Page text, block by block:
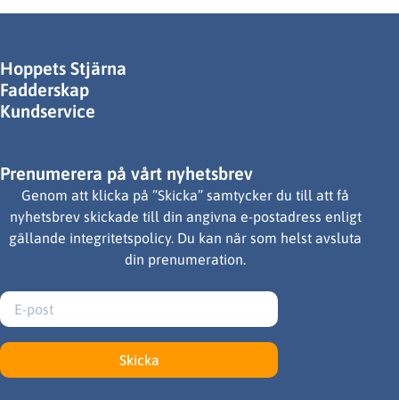
Hoppets Stjärna
Fadderskap
Kundservice
Prenumerera på vårt nyhetsbrev
Genom att klicka på ”Skicka” samtycker du till att få
nyhetsbrev skickade till din angivna e-postadress enligt
gällande integritetspolicy. Du kan när som helst avsluta
din prenumeration.
Skicka